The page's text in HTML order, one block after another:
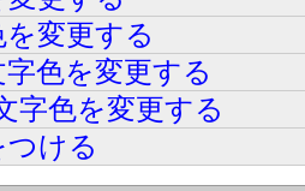
変更する
色を変更する
字色を変更する
ける